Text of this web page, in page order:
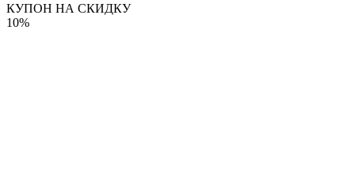
КУПОН НА СКИДКУ
10%